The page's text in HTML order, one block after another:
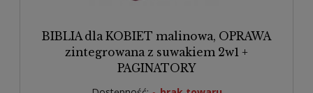
BIBLIA dla KOBIET malinowa, OPRAWA
zintegrowana z suwakiem 2w1 +
PAGINATORY